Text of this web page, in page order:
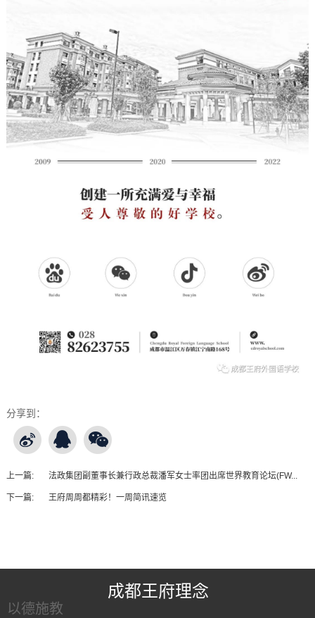
分享到：
上一篇: 法政集团副董事长兼行政总裁潘军女士率团出席世界教育论坛(FW...
下一篇: 王府周周都精彩！一周简讯速览
成都王府理念
以德施教